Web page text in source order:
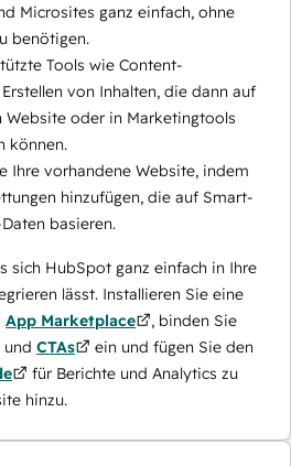
Microsites ganz einfach, ohne
benötigen.
Tools wie Content-
von Inhalten, die dann auf
Website oder in Marketingtools
können.
Ihre vorhandene Website, indem
hinzufügen, die auf Smart-
basieren.
sich HubSpot ganz einfach in Ihre
lässt. Installieren Sie eine
App Marketplace
, binden Sie
und CTAs
ein und fügen Sie den
für Berichte und Analytics zu
hinzu.